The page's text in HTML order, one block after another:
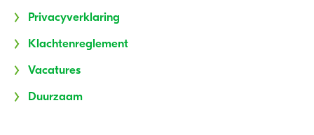
Privacyverklaring
Klachtenreglement
Vacatures
Duurzaam